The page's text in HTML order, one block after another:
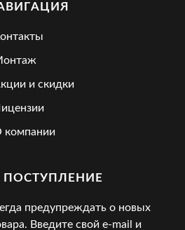
и скидки
компании
ПОСТУПЛЕНИЕ
предупреждать о новых
Введите свой e-mail и